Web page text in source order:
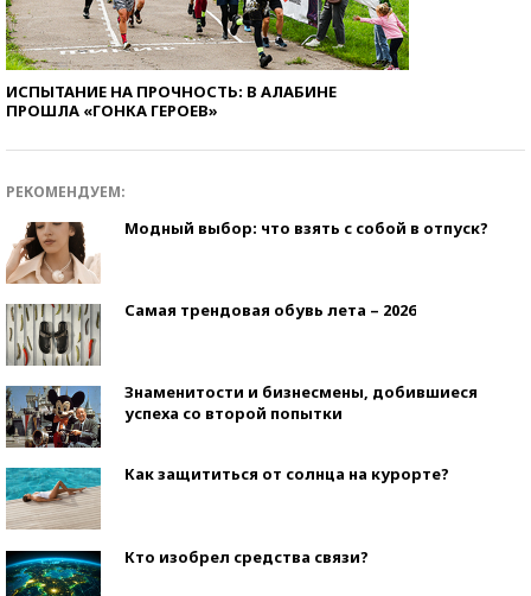
ИСПЫТАНИЕ НА ПРОЧНОСТЬ: В АЛАБИНЕ
ПРОШЛА «ГОНКА ГЕРОЕВ»
РЕКОМЕНДУЕМ:
Модный выбор: что взять с собой в отпуск?
Самая трендовая обувь лета – 2026
Знаменитости и бизнесмены, добившиеся
успеха со второй попытки
Как защититься от солнца на курорте?
Кто изобрел средства связи?